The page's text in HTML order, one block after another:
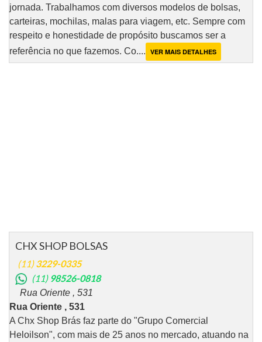
jornada. Trabalhamos com diversos modelos de bolsas,
carteiras, mochilas, malas para viagem, etc. Sempre com
respeito e honestidade de propósito buscamos ser a
referência no que fazemos. Co.... VER MAIS DETALHES
CHX SHOP BOLSAS
(11)3229-0335
(11) 98526-0818
Rua Oriente , 531
Rua Oriente , 531
A Chx Shop Brás faz parte do "Grupo Comercial
Heloilson", com mais de 25 anos no mercado, atuando na